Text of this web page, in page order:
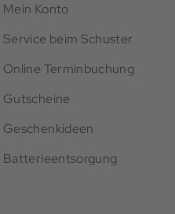
Mein Konto
Service beim Schuster
Online Terminbuchung
Gutscheine
Geschenkideen
Batterieentsorgung